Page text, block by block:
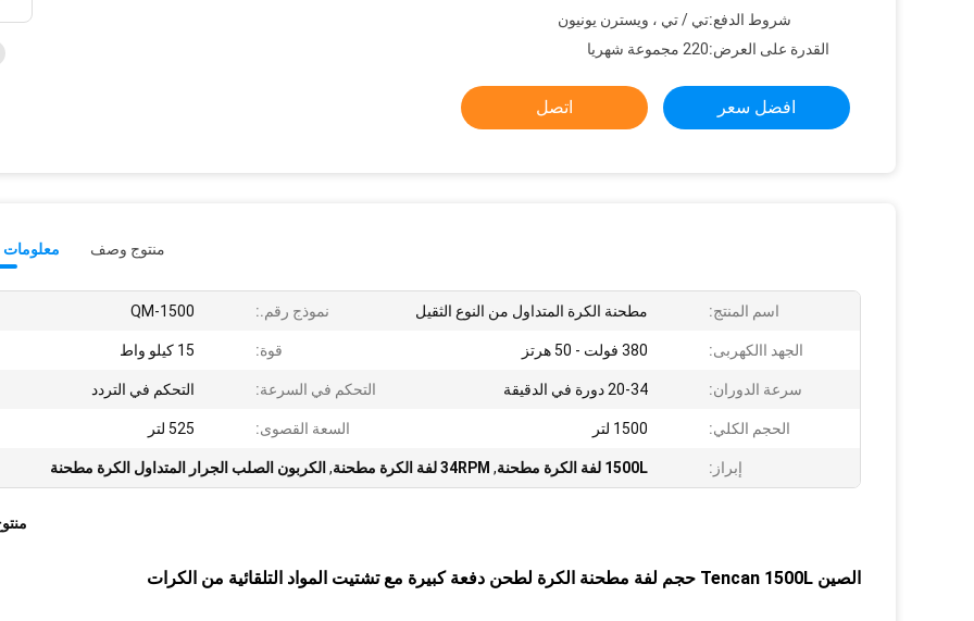
شروط الدفع:تي / تي ، ويسترن يونيون
القدرة على العرض:220 مجموعة شهريا
افضل سعر اتصل
معلومات منتوج وصف
اسم المنتج: مطحنة الكرة المتداول من النوع الثقيل نموذج رقم.: QM-1500
الجهد االكهربى: 380 فولت - 50 هرتز قوة: 15 كيلو واط
سرعة الدوران: 20-34 دورة في الدقيقة التحكم في السرعة: التحكم في التردد
الحجم الكلي: 1500 لتر السعة القصوى: 525 لتر
إبراز: 1500L لفة الكرة مطحنة , 34RPM لفة الكرة مطحنة , الكربون الصلب الجرار المتداول الكرة مطحنة
الصين Tencan 1500L حجم لفة مطحنة الكرة لطحن دفعة كبيرة مع تشتيت المواد التلقائية من الكرات